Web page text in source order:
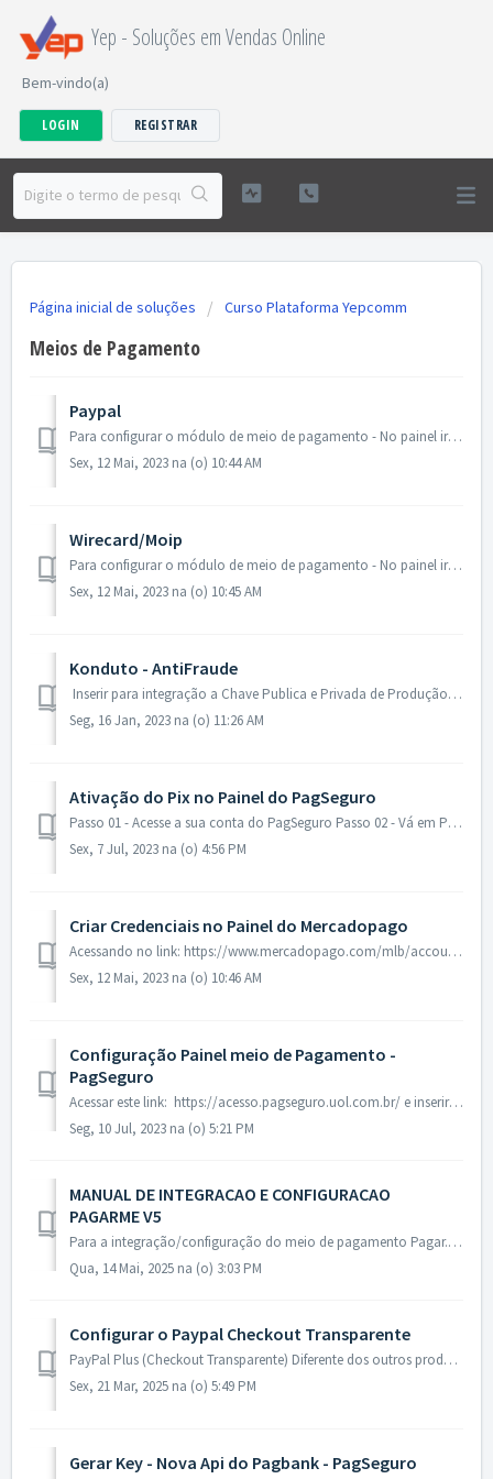
Yep - Soluções em Vendas Online
Bem-vindo(a)
LOGIN REGISTRAR
Página inicial de soluções Curso Plataforma Yepcomm
Meios de Pagamento
Paypal
Para configurar o módulo de meio de pagamento - No painel ir em: Sistema - Configuração - Vendas - Formas de pagamento Paypal Inserir o E...
Sex, 12 Mai, 2023 na (o) 10:44 AM
Wirecard/Moip
Para configurar o módulo de meio de pagamento - No painel ir em: Sistema - Configuração - Vendas - Formas de pagamento Wirecard/Moip No m...
Sex, 12 Mai, 2023 na (o) 10:45 AM
Konduto - AntiFraude
Inserir para integração a Chave Publica e Privada de Produção Konduto - inserir para integração a Chave Publica e Privada de produção Para inserir ...
Seg, 16 Jan, 2023 na (o) 11:26 AM
Ativação do Pix no Painel do PagSeguro
Passo 01 - Acesse a sua conta do PagSeguro Passo 02 - Vá em Pix > Minhas chaves Passo 03 - Clique em Cadastrar nova chave ...
Sex, 7 Jul, 2023 na (o) 4:56 PM
Criar Credenciais no Painel do Mercadopago
Acessando no link: https://www.mercadopago.com/mlb/account/credentials , após a validação, nesta tela irá preencher estas informações Nome da aplicaç...
Sex, 12 Mai, 2023 na (o) 10:46 AM
Configuração Painel meio de Pagamento -
PagSeguro
Acessar este link: https://acesso.pagseguro.uol.com.br/ e inserir as suas credenciais. No painel ir em Vendas - Integrações O to...
Seg, 10 Jul, 2023 na (o) 5:21 PM
MANUAL DE INTEGRACAO E CONFIGURACAO
PAGARME V5
Para a integração/configuração do meio de pagamento Pagar.me na Plataforma, siga os passos abaixo: 1 - Confirmação/Inclusão de domínio permitido no pai...
Qua, 14 Mai, 2025 na (o) 3:03 PM
Configurar o Paypal Checkout Transparente
PayPal Plus (Checkout Transparente) Diferente dos outros produtos, o PayPal Plus só está disponível para contas PayPal criadas com CNPJ (Conta Empresa) e...
Sex, 21 Mar, 2025 na (o) 5:49 PM
Gerar Key - Nova Api do Pagbank - PagSeguro